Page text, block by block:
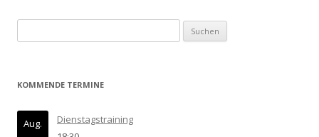
nach:
KOMMENDE TERMINE
Aug.
Dienstagstraining